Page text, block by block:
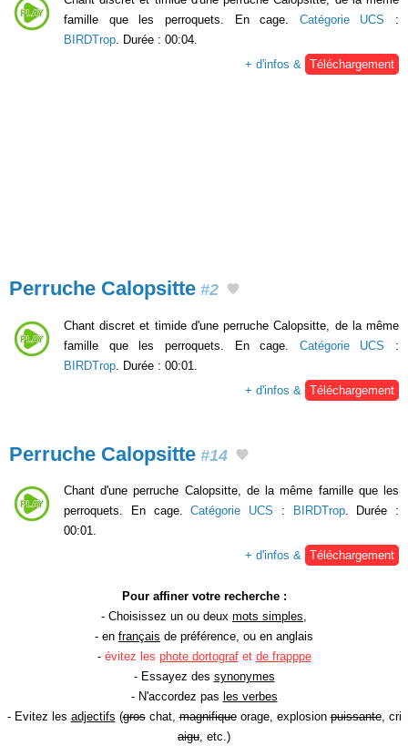
famille que les perroquets. En cage. Catégorie UCS :
BIRDTrop. Durée : 00:04.
+ d'infos & Téléchargement
Perruche Calopsitte #2
Chant discret et timide d'une perruche Calopsitte, de la même
famille que les perroquets. En cage. Catégorie UCS :
BIRDTrop . Durée : 00:01.
+ d'infos &
Téléchargement
Perruche Calopsitte #14
Chant d'une perruche Calopsitte, de la même famille que les
perroquets. En cage.Catégorie UCS : BIRDTrop. Durée :
00:01.
+ d'infos & Téléchargement
Pour affiner votre recherche :
- Choisissez un ou deux mots simples,
- en français de préférence, ou en anglais
- évitez les phote dortografet de frapppe
- Essayez des synonymes
- N'accordez pas les verbes
- Evitez les adjectifs (groschat,magnifiqueorage, explosionpuissante, cri
aigu, etc.)